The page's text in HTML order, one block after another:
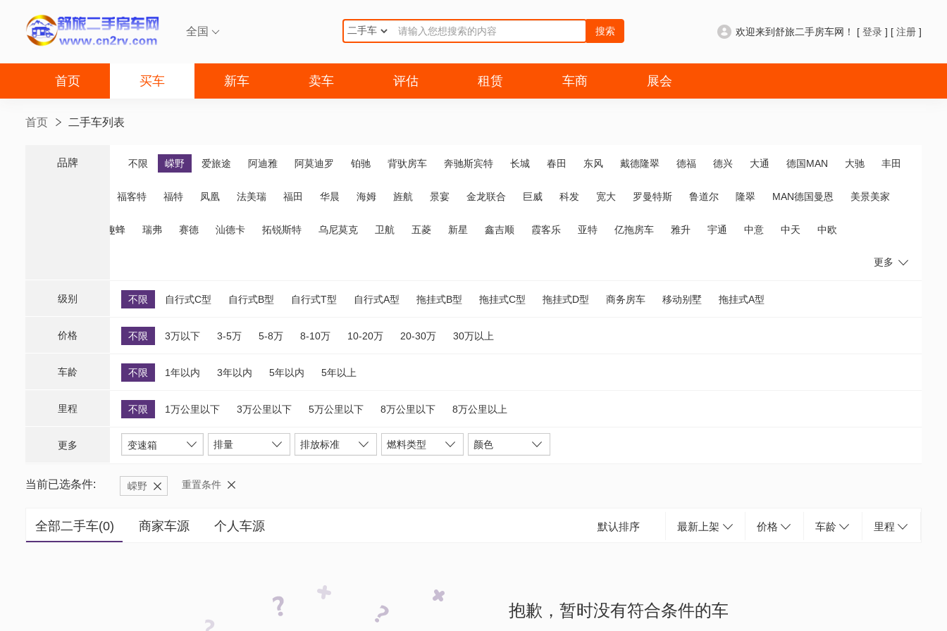
全国  搜索 欢迎来到舒旅二手房车网！ [ 登录 ] [ 注册 ]
首页 买车 新车 卖车 评估 租赁 车商 展会
首页 二手车列表
品牌 不限 嵘野 爱旅途 阿迪雅 阿莫迪罗 铂驰 背驮房车 奔驰斯宾特 长城 春田 东风 戴德隆翠 德福 德兴 大通 德国MAN 大驰 丰田
福客特 福特 凤凰 法美瑞 福田 华晨 海姆 旌航 景宴 金龙联合 巨威 科发 宽大 罗曼特斯 鲁道尔 隆翠 MAN德国曼恩 美景美家
趣蜂 瑞弗 赛德 汕德卡 拓锐斯特 乌尼莫克 卫航 五菱 新星 鑫吉顺 霞客乐 亚特 亿拖房车 雅升 宇通 中意 中天 中欧
更多
品牌
级别 不限 自行式C型 自行式B型 自行式T型 自行式A型 拖挂式B型 拖挂式C型 拖挂式D型 商务房车 移动别墅 拖挂式A型
价格 不限 3万以下 3-5万 5-8万 8-10万 10-20万 20-30万 30万以上
车龄 不限 1年以内 3年以内 5年以内 5年以上
里程 不限 1万公里以下 3万公里以下 5万公里以下 8万公里以下 8万公里以上
更多 变速箱 排量 排放标准 燃料类型 颜色
当前已选条件: 嵘野 重置条件
全部二手车(0) 商家车源 个人车源 默认排序 最新上架 价格 车龄 里程
抱歉，暂时没有符合条件的车